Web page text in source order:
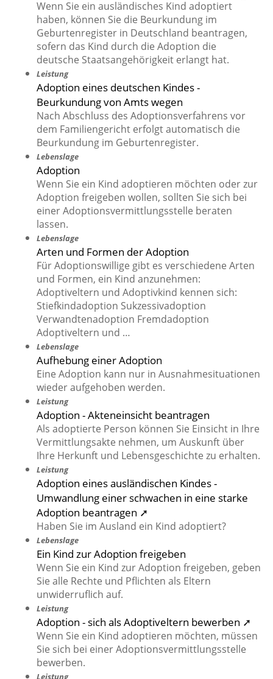
Wenn Sie ein ausländisches Kind adoptiert
haben, können Sie die Beurkundung im
Geburtenregister in Deutschland beantragen,
sofern das Kind durch die Adoption die
deutsche Staatsangehörigkeit erlangt hat.
Leistung
Adoption eines deutschen Kindes -
Beurkundung von Amts wegen
Nach Abschluss des Adoptionsverfahrens vor
dem Familiengericht erfolgt automatisch die
Beurkundung im Geburtenregister.
Lebenslage
Adoption
Wenn Sie ein Kind adoptieren möchten oder zur
Adoption freigeben wollen, sollten Sie sich bei
einer Adoptionsvermittlungsstelle beraten
lassen.
Lebenslage
Arten und Formen der Adoption
Für Adoptionswillige gibt es verschiedene Arten
und Formen, ein Kind anzunehmen:
Adoptiveltern und Adoptivkind kennen sich:
Stiefkindadoption Sukzessivadoption
Verwandtenadoption Fremdadoption
Adoptiveltern und …
Lebenslage
Aufhebung einer Adoption
Eine Adoption kann nur in Ausnahmesituationen
wieder aufgehoben werden.
Leistung
Adoption - Akteneinsicht beantragen
Als adoptierte Person können Sie Einsicht in Ihre
Vermittlungsakte nehmen, um Auskunft über
Ihre Herkunft und Lebensgeschichte zu erhalten.
Leistung
Adoption eines ausländischen Kindes -
Umwandlung einer schwachen in eine starke
Adoption beantragen ➚
Haben Sie im Ausland ein Kind adoptiert?
Lebenslage
Ein Kind zur Adoption freigeben
Wenn Sie ein Kind zur Adoption freigeben, geben
Sie alle Rechte und Pflichten als Eltern
unwiderruflich auf.
Leistung
Adoption - sich als Adoptiveltern bewerben ➚
Wenn Sie ein Kind adoptieren möchten, müssen
Sie sich bei einer Adoptionsvermittlungsstelle
bewerben.